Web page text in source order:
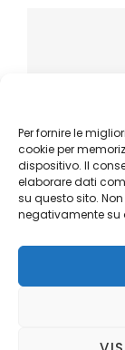
Per fornire le
cookie per
dispositivo. Il
elaborare dati
su questo sito.
negativamente su